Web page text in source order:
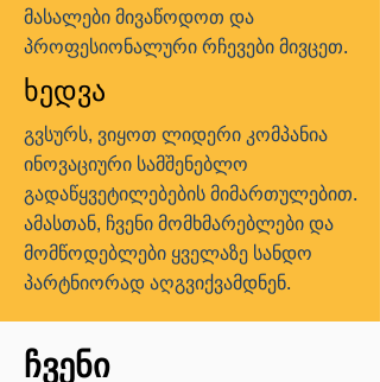
მასალები მივაწოდოთ და
პროფესიონალური რჩევები მივცეთ.
ხედვა
გვსურს, ვიყოთ ლიდერი კომპანია
ინოვაციური სამშენებლო
გადაწყვეტილებების მიმართულებით.
ამასთან, ჩვენი მომხმარებლები და
მომწოდებლები ყველაზე სანდო
პარტნიორად აღგვიქვამდნენ.
ჩვენი